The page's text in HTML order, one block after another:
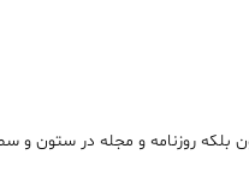
بلکه روزنامه و مجله در ستون و